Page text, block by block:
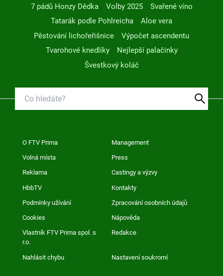
7 pádů Honzy Dědka
Volby 2025
Svařené víno
Tatarák podle Pohlreicha
Aloe vera
Pěstování lichořeřišnice
Výpočet ascendentu
Tvarohové knedlíky
Nejlepší palačinky
Švestkový koláč
O FTV Prima Management
Volná místa Press
Reklama Castingy a výzvy
HbbTV Kontakty
Podmínky užívání Zpracování osobních údajů
Cookies Nápověda
Vlastník FTV Prima spol. s
r.o.
Redakce
Nahlásit chybu Nastavení soukromí